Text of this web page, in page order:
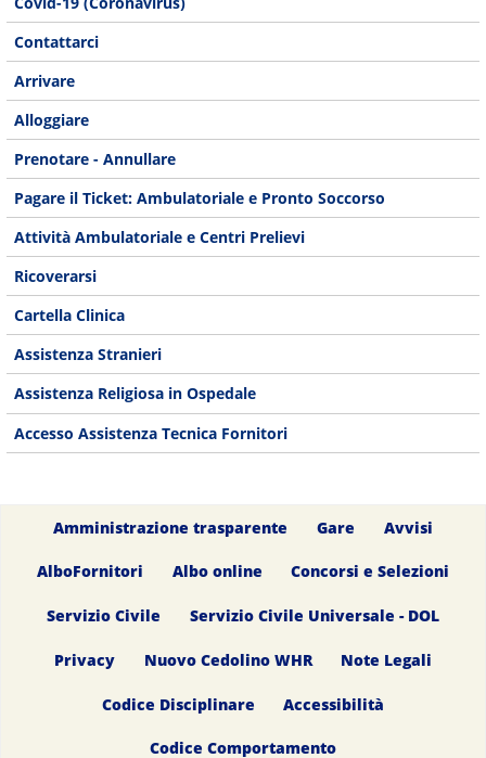
Contattarci
Arrivare
Alloggiare
Prenotare - Annullare
Pagare il Ticket: Ambulatoriale e Pronto Soccorso
Attività Ambulatoriale e Centri Prelievi
Ricoverarsi
Cartella Clinica
Assistenza Stranieri
Assistenza Religiosa in Ospedale
Accesso Assistenza Tecnica Fornitori
Amministrazione trasparente Gare Avvisi
AlboFornitori Albo online Concorsi e Selezioni
Servizio Civile Servizio Civile Universale - DOL
Privacy Nuovo Cedolino WHR Note Legali
Codice Disciplinare Accessibilità
Codice Comportamento